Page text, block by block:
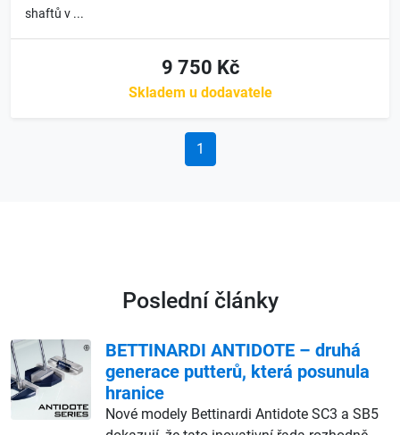
shaftů v ...
9 750 Kč
Skladem u dodavatele
1
Poslední články
BETTINARDI ANTIDOTE – druhá
generace putterů, která posunula
hranice
Nové modely Bettinardi Antidote SC3 a SB5